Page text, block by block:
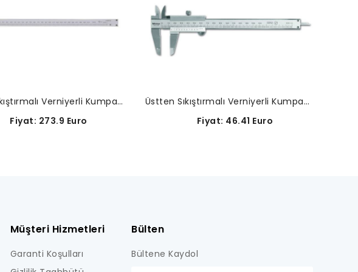
Üstten Sıkıştırmalı Verniyerli Kumpaslar-530-124
Fiyat: 273.9 Euro
Üstten Sıkıştırmalı Verniyerli Kumpaslar-530-101
Fiyat: 46.41 Euro
Müşteri Hizmetleri
Garanti Koşulları
Bülten
Bültene Kaydol